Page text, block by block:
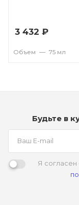
3 432 ₽
Объем — 75 мл
Будьте в
Я согласен